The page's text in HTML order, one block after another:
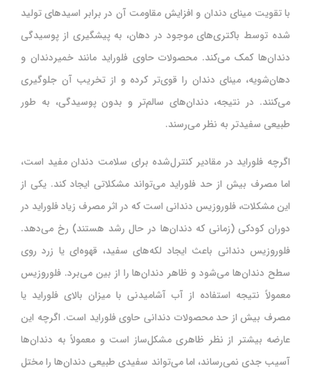
با تقویت مینای دندان و افزایش مقاومت آن در برابر اسیدهای تولید
شده توسط باکتری‌های موجود در دهان، به پیشگیری از پوسیدگی
دندان‌ها کمک می‌کند. محصولات حاوی فلوراید مانند خمیردندان و
دهان‌شویه، مینای دندان را قوی‌تر کرده و از تخریب آن جلوگیری
می‌کنند. در نتیجه، دندان‌های سالم‌تر و بدون پوسیدگی، به طور
طبیعی سفیدتر به نظر می‌رسند.
اگرچه فلوراید در مقادیر کنترل‌شده برای سلامت دندان مفید است،
اما مصرف بیش از حد فلوراید می‌تواند مشکلاتی ایجاد کند. یکی از
این مشکلات، فلوروزیس دندانی است که در اثر مصرف زیاد فلوراید در
دوران کودکی (زمانی که دندان‌ها در حال رشد هستند) رخ می‌دهد.
فلوروزیس دندانی باعث ایجاد لکه‌های سفید، قهوه‌ای یا زرد روی
سطح دندان‌ها می‌شود و ظاهر دندان‌ها را از بین می‌برد. فلوروزیس
معمولاً نتیجه استفاده از آب آشامیدنی با میزان بالای فلوراید یا
مصرف بیش از حد محصولات دندانی حاوی فلوراید است. اگرچه این
عارضه بیشتر از نظر ظاهری مشکل‌ساز است و معمولاً به دندان‌ها
آسیب جدی نمی‌رساند، اما می‌تواند سفیدی طبیعی دندان‌ها را مختل